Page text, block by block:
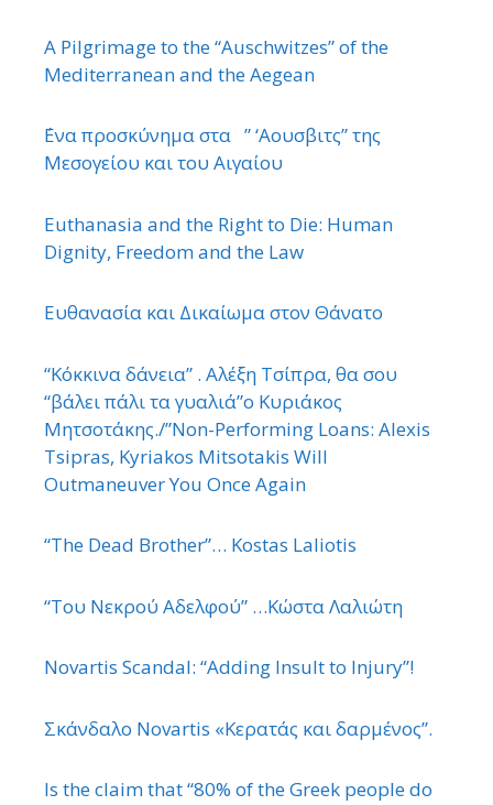
A Pilgrimage to the “Auschwitzes” of the
Mediterranean and the Aegean
΄Ενα προσκύνημα στα ” ‘Αουσβιτς” της
Μεσογείου και του Αιγαίου
Euthanasia and the Right to Die: Human
Dignity, Freedom and the Law
Ευθανασία και Δικαίωμα στον Θάνατο
“Κόκκινα δάνεια” . Αλέξη Τσίπρα, θα σου
“βάλει πάλι τα γυαλιά”ο Κυριάκος
Μητσοτάκης./”Non-Performing Loans: Alexis
Tsipras, Kyriakos Mitsotakis Will
Outmaneuver You Once Again
“The Dead Brother”… Kostas Laliotis
“Του Νεκρού Αδελφού” …Κώστα Λαλιώτη
Novartis Scandal: “Adding Insult to Injury”!
Σκάνδαλο Novartis «Κερατάς και δαρμένος”.
Is the claim that “80% of the Greek people do